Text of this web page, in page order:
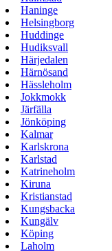
Haninge
Helsingborg
Huddinge
Hudiksvall
Härjedalen
Härnösand
Hässleholm
Jokkmokk
Järfälla
Jönköping
Kalmar
Karlskrona
Karlstad
Katrineholm
Kiruna
Kristianstad
Kungsbacka
Kungälv
Köping
Laholm